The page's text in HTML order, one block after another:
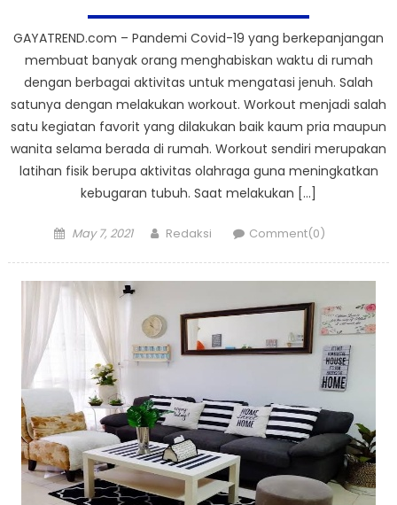
GAYATREND.com – Pandemi Covid-19 yang berkepanjangan
membuat banyak orang menghabiskan waktu di rumah
dengan berbagai aktivitas untuk mengatasi jenuh. Salah
satunya dengan melakukan workout. Workout menjadi salah
satu kegiatan favorit yang dilakukan baik kaum pria maupun
wanita selama berada di rumah. Workout sendiri merupakan
latihan fisik berupa aktivitas olahraga guna meningkatkan
kebugaran tubuh. Saat melakukan […]
Posted
May 7, 2021 Author
Redaksi Comment(0)